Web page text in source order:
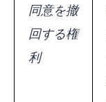
同意を撤
回する権
利